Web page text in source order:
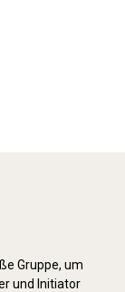
Gruppe, um
und Initiator